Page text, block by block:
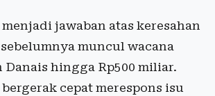
jawaban atas keresahan
muncul wacana
Danais hingga Rp500 miliar.
cepat merespons isu